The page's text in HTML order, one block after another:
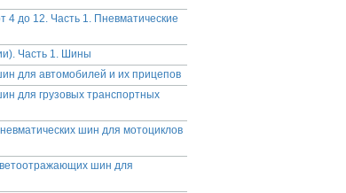
до 12. Часть 1. Пневматические
Часть 1. Шины
для автомобилей и их прицепов
для грузовых транспортных
шин для мотоциклов
шин для